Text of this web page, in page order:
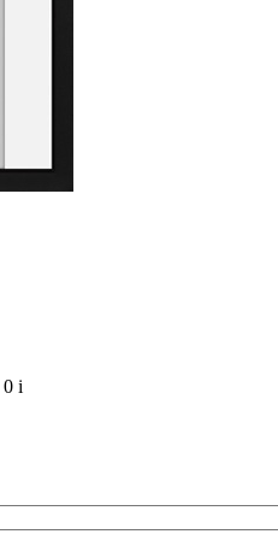
0 i